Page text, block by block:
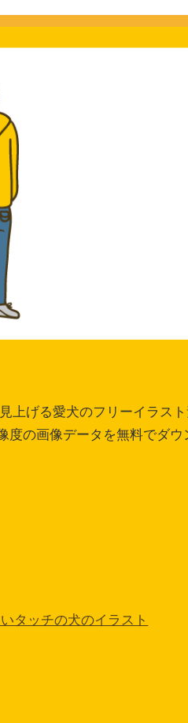
げる愛犬のフリーイラスト
度の画像データを無料でダウ
タッチの犬のイラスト